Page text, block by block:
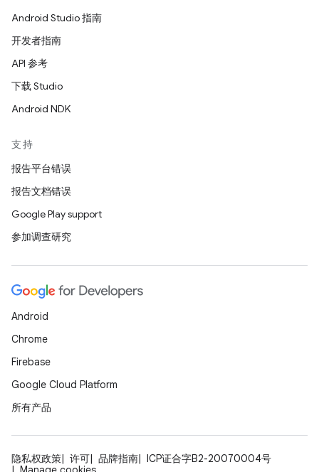
Android Studio 指南
开发者指南
API 参考
下载 Studio
Android NDK
支持
报告平台错误
报告文档错误
Google Play support
参加调查研究
Android
Chrome
Firebase
Google Cloud Platform
所有产品
隐私权政策 许可 品牌指南
ICP证合字B2-20070004号